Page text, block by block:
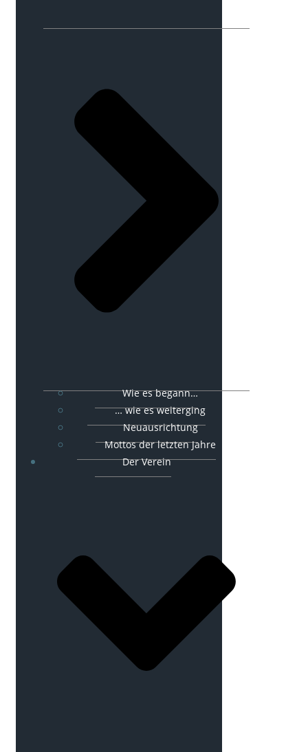
Wie es begann…
… wie es weiterging
Neuausrichtung
Mottos der letzten Jahre
Der Verein